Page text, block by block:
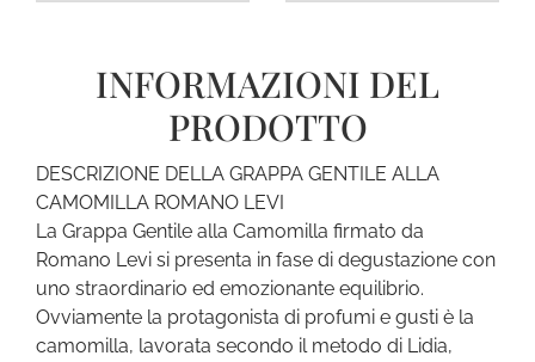
INFORMAZIONI DEL
PRODOTTO
DESCRIZIONE DELLA GRAPPA GENTILE ALLA
CAMOMILLA ROMANO LEVI
La Grappa Gentile alla Camomilla firmato da
Romano Levi si presenta in fase di degustazione con
uno straordinario ed emozionante equilibrio.
Ovviamente la protagonista di profumi e gusti è la
camomilla, lavorata secondo il metodo di Lidia,